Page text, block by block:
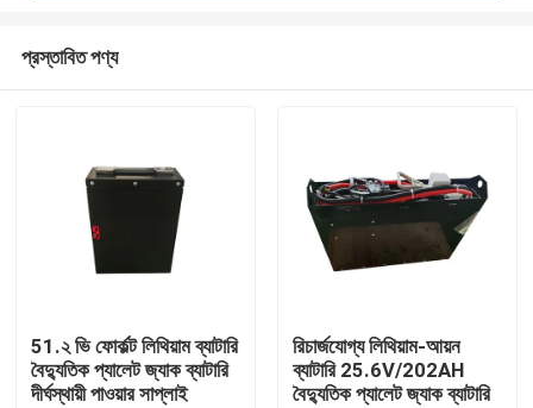
প্রস্তাবিত পণ্য
51.২ ভি ফোর্কল্ট লিথিয়াম ব্যাটারি
বৈদ্যুতিক প্যালেট জ্যাক ব্যাটারি
দীর্ঘস্থায়ী পাওয়ার সাপ্লাই
রিচার্জযোগ্য লিথিয়াম-আয়ন
ব্যাটারি 25.6V/202AH
বৈদ্যুতিক প্যালেট জ্যাক ব্যাটারি